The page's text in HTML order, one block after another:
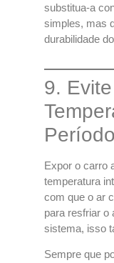
substitua-a
simples, mas
durabilidade
9.
Expor o carro
temperatura
com que o ar
para resfriar o
sistema, isso
Sempre que